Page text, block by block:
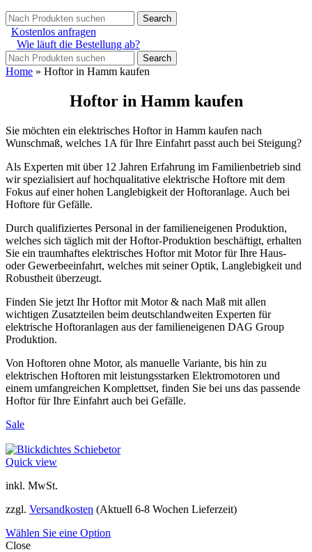
Search
Kostenlos anfragen
Wie läuft die Bestellung ab?
Search
Home » Hoftor in Hamm kaufen
Hoftor in Hamm kaufen
Sie möchten ein elektrisches Hoftor in Hamm kaufen nach
Wunschmaß, welches 1A für Ihre Einfahrt passt auch bei Steigung?
Als Experten mit über 12 Jahren Erfahrung im Familienbetrieb sind
wir spezialisiert auf hochqualitative elektrische Hoftore mit dem
Fokus auf einer hohen Langlebigkeit der Hoftoranlage. Auch bei
Hoftore für Gefälle.
Durch qualifiziertes Personal in der familieneigenen Produktion,
welches sich täglich mit der Hoftor-Produktion beschäftigt, erhalten
Sie ein traumhaftes elektrisches Hoftor mit Motor für Ihre Haus-
oder Gewerbeeinfahrt, welches mit seiner Optik, Langlebigkeit und
Robustheit überzeugt.
Finden Sie jetzt Ihr Hoftor mit Motor & nach Maß mit allen
wichtigen Zusatzteilen beim deutschlandweiten Experten für
elektrische Hoftoranlagen aus der familieneigenen DAG Group
Produktion.
Von Hoftoren ohne Motor, als manuelle Variante, bis hin zu
elektrischen Hoftoren mit leistungsstarken Elektromotoren und
einem umfangreichen Komplettset, finden Sie bei uns das passende
Hoftor für Ihre Einfahrt auch bei Gefälle.
Sale
Quick view
inkl. MwSt.
zzgl. Versandkosten (Aktuell 6-8 Wochen Lieferzeit)
Wählen Sie eine Option
Close